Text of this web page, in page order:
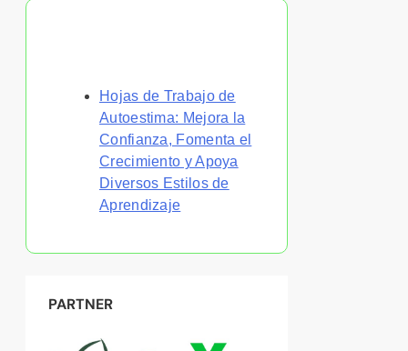
Hojas de Trabajo de
Autoestima: Mejora la
Confianza, Fomenta el
Crecimiento y Apoya
Diversos Estilos de
Aprendizaje
PARTNER